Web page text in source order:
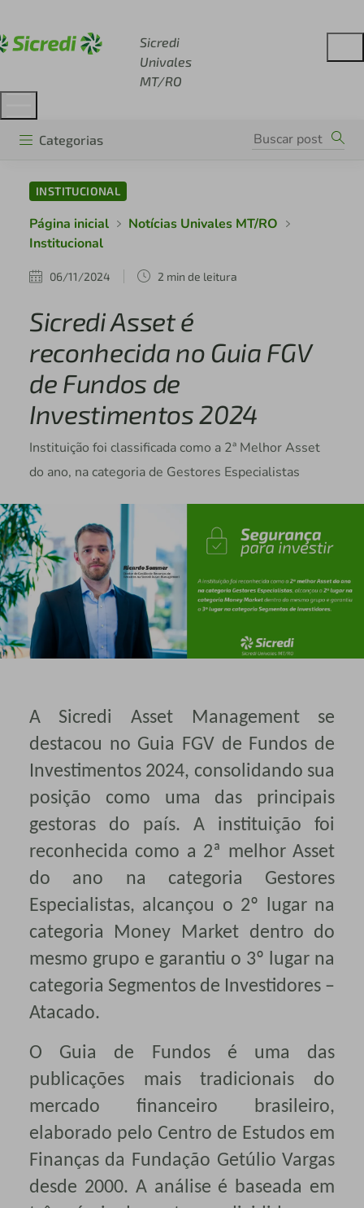
Sicredi
Univales
MT/RO
Categorias
INSTITUCIONAL
Página inicial
Notícias Univales MT/RO
Institucional
06/11/2024 2 min de leitura
Sicredi Asset é
reconhecida no Guia FGV
de Fundos de
Investimentos 2024
Instituição foi classificada como a 2ª Melhor Asset
do ano, na categoria de Gestores Especialistas
A Sicredi Asset Management se
destacou no Guia FGV de Fundos de
Investimentos 2024, consolidando sua
posição como uma das principais
gestoras do país. A instituição foi
reconhecida como a 2ª melhor Asset
do ano na categoria Gestores
Especialistas, alcançou o 2º lugar na
categoria Money Market dentro do
mesmo grupo e garantiu o 3º lugar na
categoria Segmentos de Investidores –
Atacado.
O Guia de Fundos é uma das
publicações mais tradicionais do
mercado financeiro brasileiro,
elaborado pelo Centro de Estudos em
Finanças da Fundação Getúlio Vargas
desde 2000. A análise é baseada em